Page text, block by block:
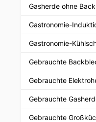
Gasherde ohne
Gastronomie-
Gastronomie-
Gebrauchte
Gebrauchte
Gebrauchte
Gebrauchte